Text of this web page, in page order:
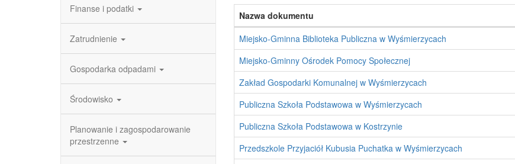
Finanse i podatki
Zatrudnienie
Gospodarka odpadami
Środowisko
Planowanie i zagospodarowanie
przestrzenne
Nazwa dokumentu
Miejsko-Gminna Biblioteka Publiczna w Wyśmierzycach
Miejsko-Gminny Ośrodek Pomocy Społecznej
Zakład Gospodarki Komunalnej w Wyśmierzycach
Publiczna Szkoła Podstawowa w Wyśmierzycach
Publiczna Szkoła Podstawowa w Kostrzynie
Przedszkole Przyjaciół Kubusia Puchatka w Wyśmierzycach